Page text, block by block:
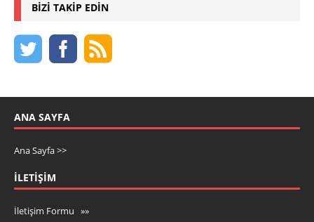
BIZI TAKIP EDIN
ANA SAYFA
Ana Sayfa >>
İLETIŞIM
İletişim Formu »»